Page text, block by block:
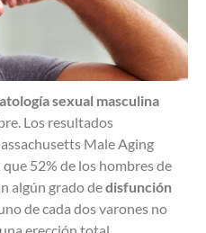
sexual masculina
Los resultados
Male Aging
52% de los hombres de
algún grado dedisfunción
de cada dos varones no